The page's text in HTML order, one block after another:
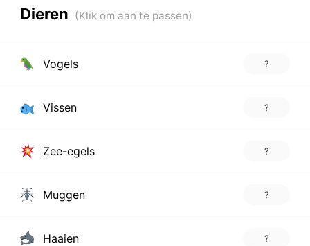
Dieren
Vogels ?
Vissen ?
Zee-egels ?
Muggen ?
Haaien ?